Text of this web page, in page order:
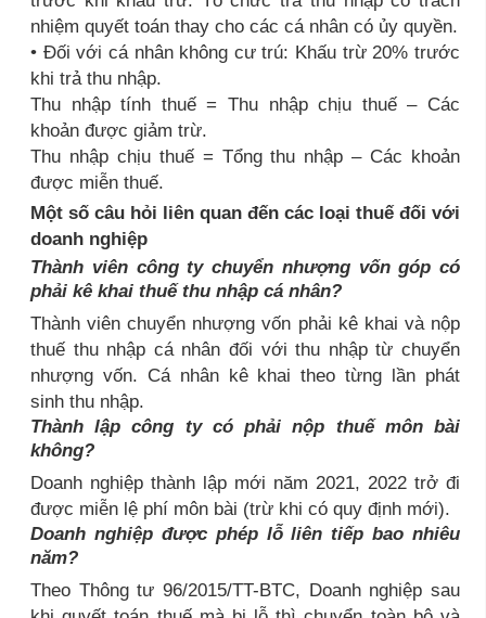
nhiệm quyết toán thay cho các cá nhân có ủy quyền.
• Đối với cá nhân không cư trú: Khấu trừ 20% trước
khi trả thu nhập.
Thu nhập tính thuế = Thu nhập chịu thuế – Các
khoản được giảm trừ.
Thu nhập chịu thuế = Tổng thu nhập – Các khoản
được miễn thuế.
Một số câu hỏi liên quan đến các loại thuế đối với
doanh nghiệp
Thành viên công ty chuyển nhượng vốn góp có
phải kê khai thuế thu nhập cá nhân?
Thành viên chuyển nhượng vốn phải kê khai và nộp
thuế thu nhập cá nhân đối với thu nhập từ chuyển
nhượng vốn. Cá nhân kê khai theo từng lần phát
sinh thu nhập.
Thành lập công ty có phải nộp thuế môn bài
không?
Doanh nghiệp thành lập mới năm 2021, 2022 trở đi
được miễn lệ phí môn bài (trừ khi có quy định mới).
Doanh nghiệp được phép lỗ liên tiếp bao nhiêu
năm?
Theo Thông tư 96/2015/TT-BTC, Doanh nghiệp sau